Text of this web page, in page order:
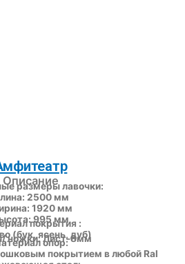
Описание
размеры лавочки:
2500 мм
1920 мм
995 мм
покрытия :
(бук, ясень, дуб)
ножки: Лист-8мм
опор:
покрытием в любой Ral